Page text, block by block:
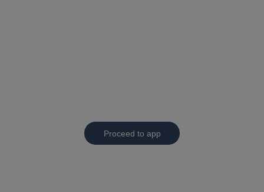
Proceed to app